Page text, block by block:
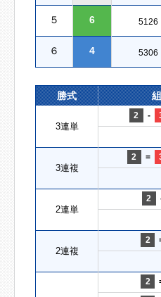
５ 6 5126
６ 4 5306
勝式
3連単
2 -
3連複
2 =
2連単
2
2連複
2
2